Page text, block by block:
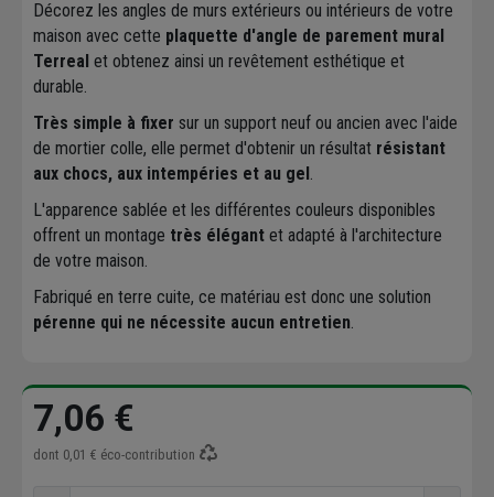
Décorez les angles de murs extérieurs ou intérieurs de votre
maison avec cette plaquette d'angle de parement mural
Terreal et obtenez ainsi un revêtement esthétique et
durable.
Très simple à fixer sur un support neuf ou ancien avec l'aide
de mortier colle, elle permet d'obtenir un résultat résistant
aux chocs, aux intempéries et au gel .
L'apparence sablée et les différentes couleurs disponibles
offrent un montage très élégant et adapté à l'architecture
de votre maison.
Fabriqué en terre cuite, ce matériau est donc une solution
pérenne qui ne nécessite aucun entretien.
7,06 €
dont 0,01 € éco-contribution